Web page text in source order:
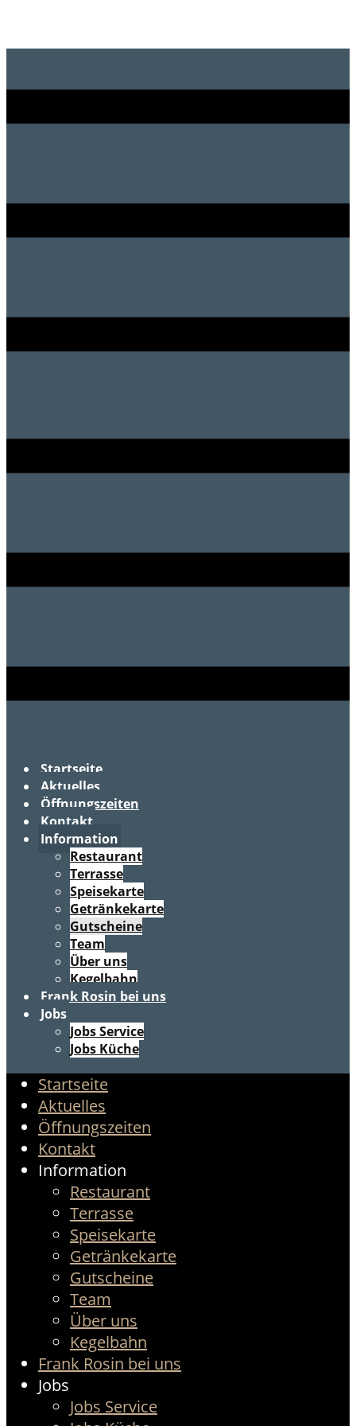
Startseite
Aktuelles
Öffnungszeiten
Kontakt
Information
Restaurant
Terrasse
Speisekarte
Getränkekarte
Gutscheine
Team
Über uns
Kegelbahn
Frank Rosin bei uns
Jobs
Jobs Service
Jobs Küche
Startseite
Aktuelles
Öffnungszeiten
Kontakt
Information
Restaurant
Terrasse
Speisekarte
Getränkekarte
Gutscheine
Team
Über uns
Kegelbahn
Frank Rosin bei uns
Jobs
Jobs Service